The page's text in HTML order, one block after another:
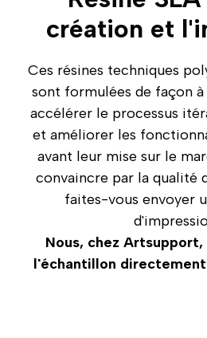
création et
Ces résines techniques
sont formulées de façon
accélérer le processus
et améliorer les
avant leur mise sur le
convaincre par la qualité
faites-vous envoyer
Nous, chez
l'échantillon